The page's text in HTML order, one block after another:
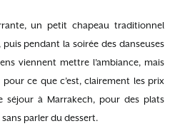
un petit chapeau traditionnel
pendant la soirée des danseuses
viennent mettre l’ambiance, mais
pour ce que c’est, clairement les prix
séjour à Marrakech, pour des plats
parler du dessert.